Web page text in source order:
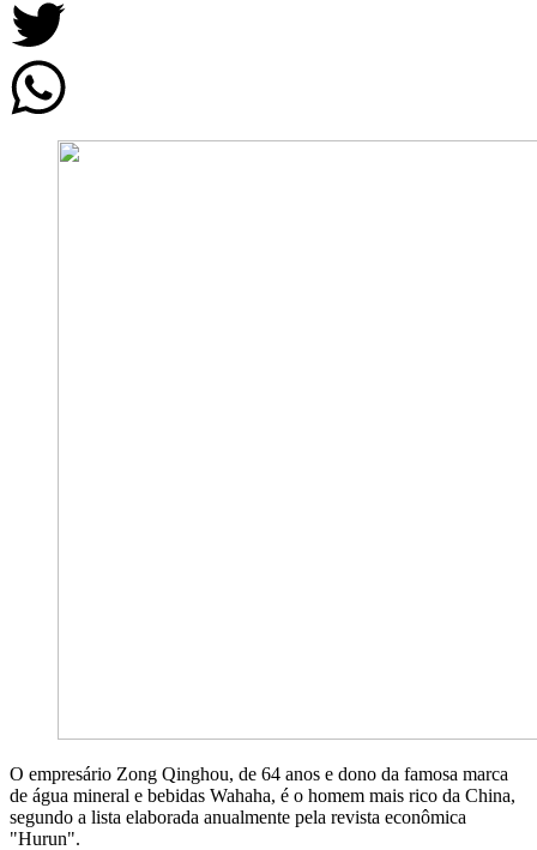
O empresário Zong Qinghou, de 64 anos e dono da famosa marca
de água mineral e bebidas Wahaha, é o homem mais rico da China,
segundo a lista elaborada anualmente pela revista econômica
"Hurun".